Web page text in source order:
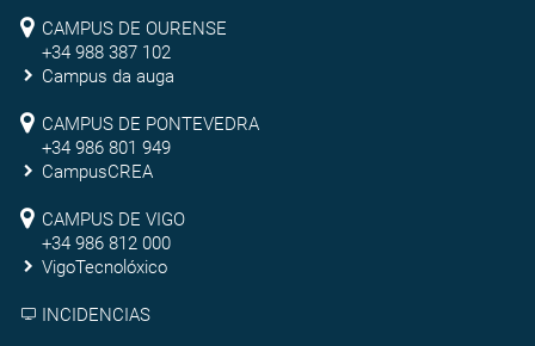
Campus
de
Ourense
CAMPUS DE OURENSE
+34 988 387 102
Campus da auga
Campus
de
Pontevedra
CAMPUS DE PONTEVEDRA
+34 986 801 949
CampusCREA
Campus
de
Vigo
CAMPUS DE VIGO
+34 986 812 000
VigoTecnolóxico
INCIDENCIAS